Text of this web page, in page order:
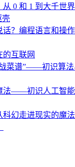
0 和 1 到大千世界
壳
话？编程语言和操
的互联网
菜谱”——初识算
法——初识人工智能
科幻走进现实的魔法